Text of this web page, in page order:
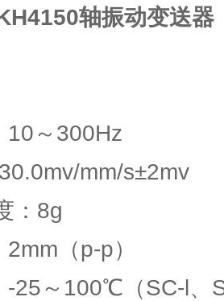
轴振动变送器
10～300Hz
mm/s±2mv
：8g
（p-p）
-25～100℃（SC-l、